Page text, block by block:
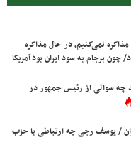
نمی‌کنیم، در حال مذاکره
چون برجام به سود ایران بود آمریکا
چه سوالی از رئیس جمهور در
/ یوسف رجی چه ارتباطی با حزب